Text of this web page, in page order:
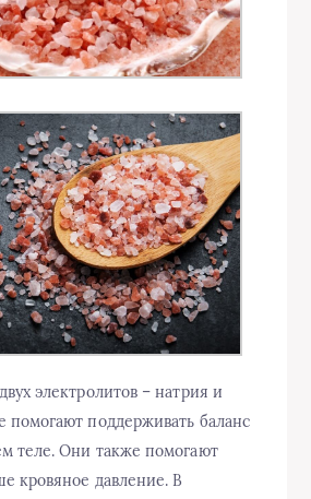
электролитов – натрия и
помогают поддерживать баланс
теле. Они также помогают
кровяное давление. В